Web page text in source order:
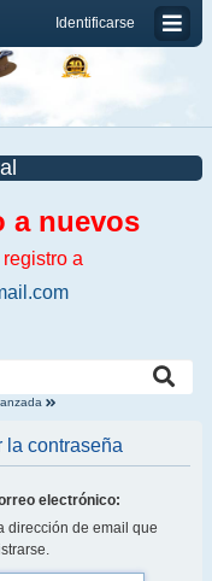
Identificarse
a nuevos
a
la contraseña
electrónico:
dirección de email que